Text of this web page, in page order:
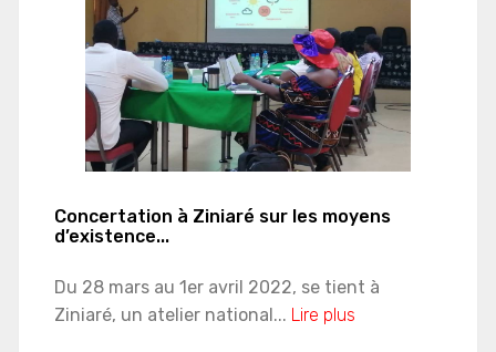
Concertation à Ziniaré sur les moyens
d’existence...
Du 28 mars au 1er avril 2022, se tient à
Ziniaré, un atelier national... Lire plus